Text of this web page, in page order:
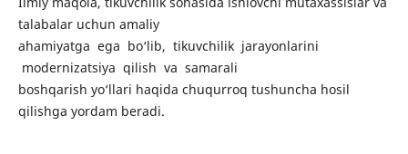
talabalar uchun amaliy
ahamiyatga ega bo‘lib, tikuvchilik jarayonlarini
modernizatsiya qilish va samarali
boshqarish yo‘llari haqida chuqurroq tushuncha hosil
qilishga yordam beradi.